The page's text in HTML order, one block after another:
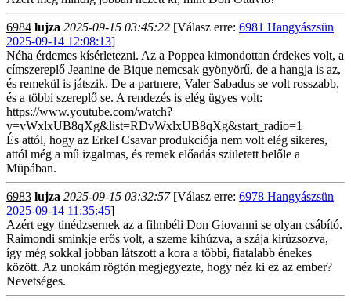
6984 lujza 2025-09-15 03:45:22 [Válasz erre: 6981 Hangyászsün
2025-09-14 12:08:13]
Néha érdemes kísérletezni. Az a Poppea kimondottan érdekes volt, a
címszereplő Jeanine de Bique nemcsak gyönyörű, de a hangja is az,
és remekül is játszik. De a partnere, Valer Sabadus se volt rosszabb,
és a többi szereplő se. A rendezés is elég ügyes volt:
https://www.youtube.com/watch?
v=vWxlxUB8qXg&list=RDvWxlxUB8qXg&start_radio=1
És attól, hogy az Erkel Csavar produkciója nem volt elég sikeres,
attól még a mű izgalmas, és remek előadás született belőle a
Müpában.
6983 lujza 2025-09-15 03:32:57[Válasz erre: 6978 Hangyászsün
2025-09-14 11:35:45]
Azért egy tinédzsernek az a filmbéli Don Giovanni se olyan csábító.
Raimondi sminkje erős volt, a szeme kihúzva, a szája kirúzsozva,
így még sokkal jobban látszott a kora a többi, fiatalabb énekes
között. Az unokám rögtön megjegyezte, hogy néz ki ez az ember?
Nevetséges.